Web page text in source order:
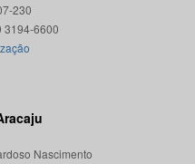
230
Nascimento